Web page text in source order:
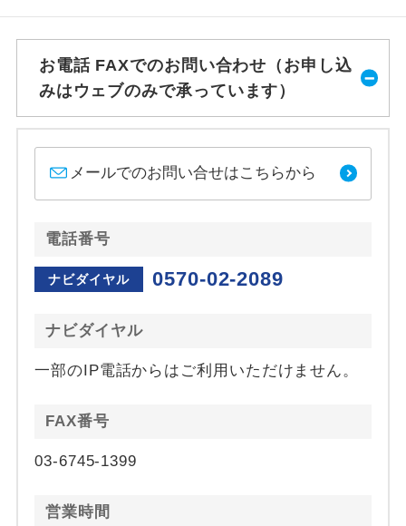
お電話 FAXでのお問い合わせ（お申し込
みはウェブのみで承っています）
メールでのお問い合せはこちらから
電話番号
ナビダイヤル 0570-02-2089
ナビダイヤル
一部のIP電話からはご利用いただけません。
FAX番号
03-6745-1399
営業時間